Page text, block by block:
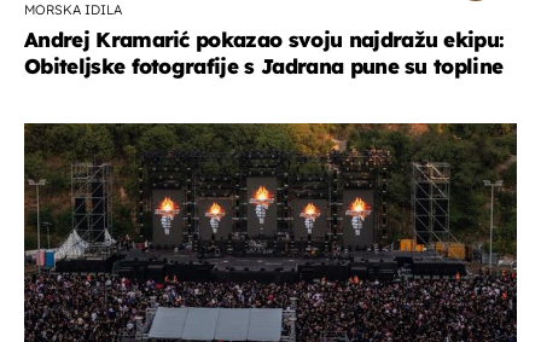
MORSKA IDILA
Andrej Kramarić pokazao svoju najdražu ekipu:
Obiteljske fotografije s Jadrana pune su topline